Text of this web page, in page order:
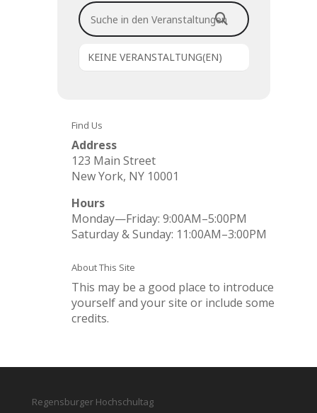
Suche in den Veranstaltungen
KEINE VERANSTALTUNG(EN)
Find Us
Address
123 Main Street
New York, NY 10001
Hours
Monday—Friday: 9:00AM–5:00PM
Saturday & Sunday: 11:00AM–3:00PM
About This Site
This may be a good place to introduce
yourself and your site or include some
credits.
Regensburger Hochschultag